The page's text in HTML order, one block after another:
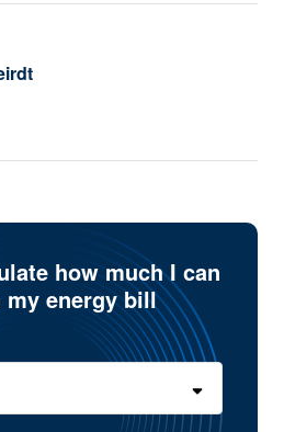
how much I can
my energy bill